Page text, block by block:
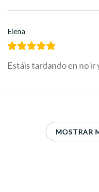
Elena
Estáis tardando en no ir
MOSTRAR